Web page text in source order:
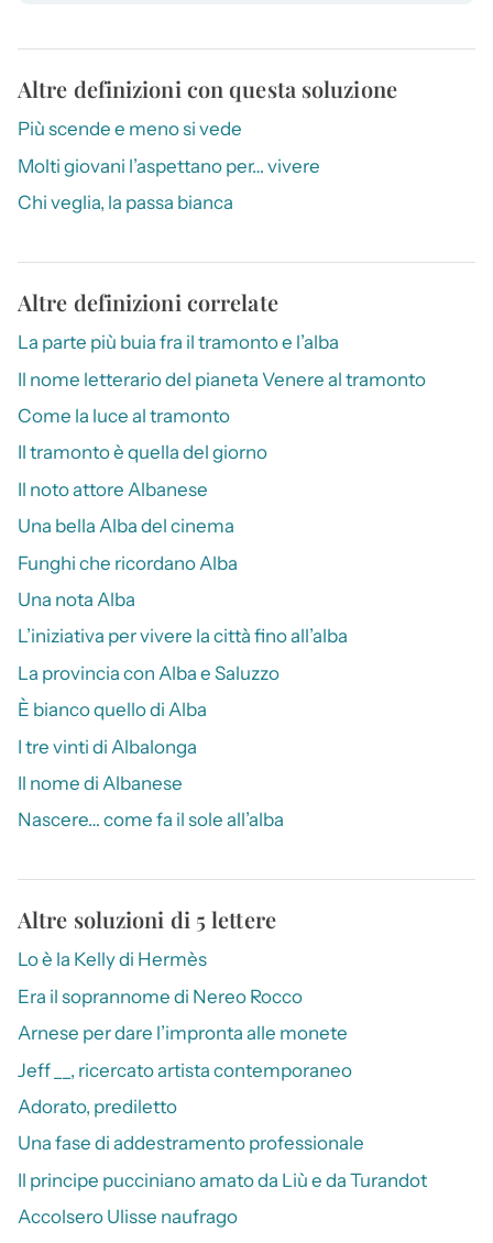
Altre definizioni con questa soluzione
Più scende e meno si vede
Molti giovani l’aspettano per… vivere
Chi veglia, la passa bianca
Altre definizioni correlate
La parte più buia fra il tramonto e l’alba
Il nome letterario del pianeta Venere al tramonto
Come la luce al tramonto
Il tramonto è quella del giorno
Il noto attore Albanese
Una bella Alba del cinema
Funghi che ricordano Alba
Una nota Alba
L’iniziativa per vivere la città fino all’alba
La provincia con Alba e Saluzzo
È bianco quello di Alba
I tre vinti di Albalonga
Il nome di Albanese
Nascere… come fa il sole all’alba
Altre soluzioni di 5 lettere
Lo è la Kelly di Hermès
Era il soprannome di Nereo Rocco
Arnese per dare l’impronta alle monete
Jeff __, ricercato artista contemporaneo
Adorato, prediletto
Una fase di addestramento professionale
Il principe pucciniano amato da Liù e da Turandot
Accolsero Ulisse naufrago